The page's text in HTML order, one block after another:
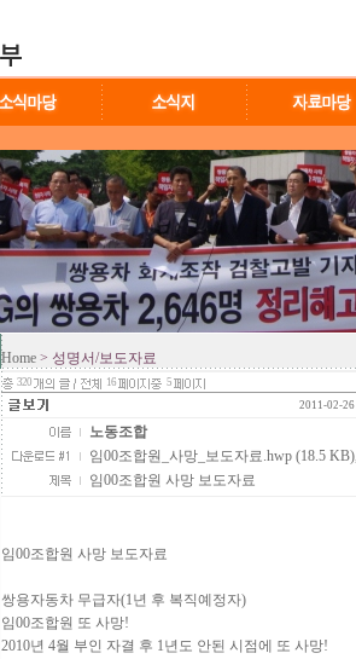
Home > 성명서/보도자료
320 16
5
2011-02-
노동조합
임00조합원_사망_보도자료.hwp (18.5 KB)
임00조합원 사망 보도자료
임00조합원 사망 보도자료
쌍용자동차 무급자(1년 후 복직예정자)
임00조합원 또 사망!
2010년 4월 부인 자결 후 1년도 안된 시점에 또 사망!